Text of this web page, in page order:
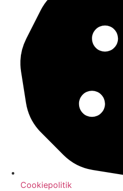
Cookiepolitik